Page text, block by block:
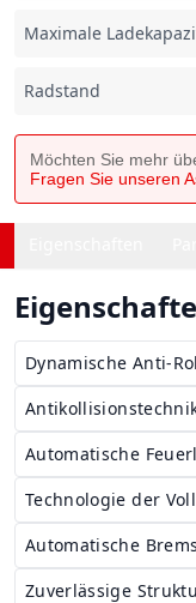
Maximale
Radstand
Möchten Sie mehr
Fragen Sie unseren
Dynamische Anti-
Automatische
Technologie der
Automatische
Zuverlässige